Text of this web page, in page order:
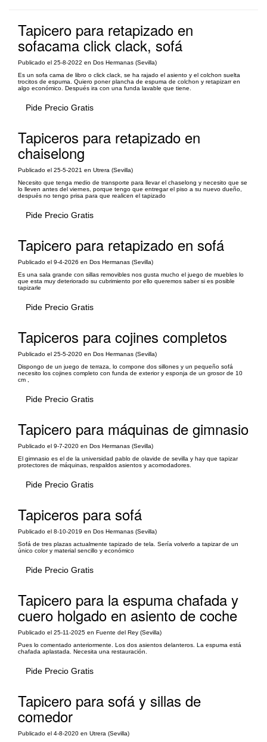
Tapicero para retapizado en
sofacama click clack, sofá
Publicado el 25-8-2022 en Dos Hermanas (Sevilla)
Es un sofa cama de libro o click clack, se ha rajado el asiento y el colchon suelta
trocitos de espuma. Quiero poner plancha de espuma de colchon y retapizarr en
algo económico. Después ira con una funda lavable que tiene.
Pide Precio Gratis
Tapiceros para retapizado en
chaiselong
Publicado el 25-5-2021 en Utrera (Sevilla)
Necesito que tenga medio de transporte para llevar el chaselong y necesito que se
lo lleven antes del viernes, porque tengo que entregar el piso a su nuevo dueño,
después no tengo prisa para que realicen el tapizado
Pide Precio Gratis
Tapicero para retapizado en sofá
Publicado el 9-4-2026 en Dos Hermanas (Sevilla)
Es una sala grande con sillas removibles nos gusta mucho el juego de muebles lo
que esta muy deteriorado su cubrimiento por ello queremos saber si es posible
tapizarle
Pide Precio Gratis
Tapiceros para cojines completos
Publicado el 25-5-2020 en Dos Hermanas (Sevilla)
Dispongo de un juego de terraza, lo compone dos sillones y un pequeño sofá
necesito los cojines completo con funda de exterior y esponja de un grosor de 10
cm ,
Pide Precio Gratis
Tapicero para máquinas de gimnasio
Publicado el 9-7-2020 en Dos Hermanas (Sevilla)
El gimnasio es el de la universidad pablo de olavide de sevilla y hay que tapizar
protectores de máquinas, respaldos asientos y acomodadores.
Pide Precio Gratis
Tapiceros para sofá
Publicado el 8-10-2019 en Dos Hermanas (Sevilla)
Sofá de tres plazas actualmente tapizado de tela. Sería volverlo a tapizar de un
único color y material sencillo y económico
Pide Precio Gratis
Tapicero para la espuma chafada y
cuero holgado en asiento de coche
Publicado el 25-11-2025 en Fuente del Rey (Sevilla)
Pues lo comentado anteriormente. Los dos asientos delanteros. La espuma está
chafada aplastada. Necesita una restauración.
Pide Precio Gratis
Tapicero para sofá y sillas de
comedor
Publicado el 4-8-2020 en Utrera (Sevilla)